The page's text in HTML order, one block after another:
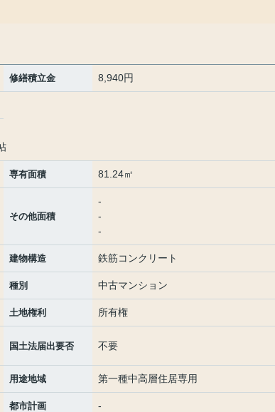
修繕積立金 8,940円
専有面積 81.24㎡
その他面積
-
-
-
建物構造 鉄筋コンクリート
種別 中古マンション
土地権利 所有権
国土法届出要否 不要
用途地域 第一種中高層住居専用
都市計画 -